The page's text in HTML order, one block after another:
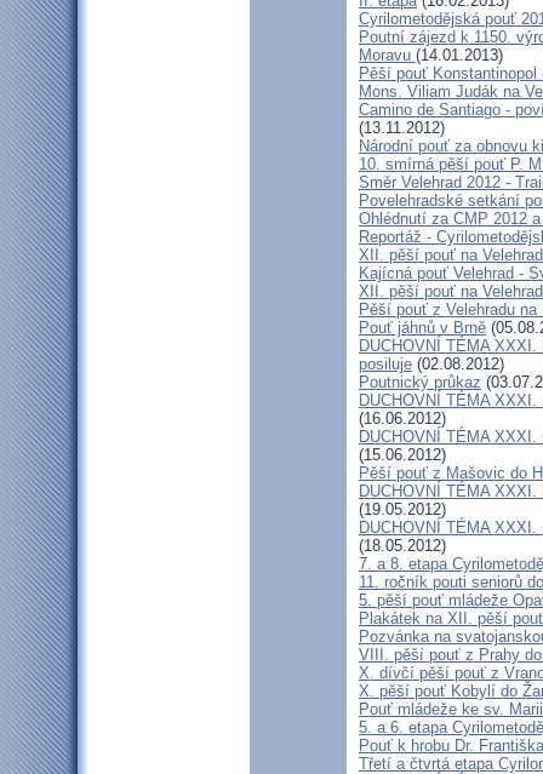
Cyrilometodějská pouť
Poutní zájezd k 1150.
Moravu (14.01.2013)
Pěší pouť Konstantinopol
Mons. Viliam Judák na
Camino de Santiago -
(13.11.2012)
Národní pouť za obnovu
10. smírná pěší pouť P.
Směr Velehrad 2012 -
Povelehradské setkání
Ohlédnutí za CMP 2012
Reportáž -
XII. pěší pouť na
Kajícná pouť Velehrad -
XII. pěší pouť na
Pěší pouť z Velehradu na
Pouť jáhnů v Brně
DUCHOVNÍ TÉMA
posiluje (02.08.2012)
Poutnický průkaz
DUCHOVNÍ TÉMA
(16.06.2012)
DUCHOVNÍ TÉMA
(15.06.2012)
Pěší pouť z Mašovic do
DUCHOVNÍ TÉMA
(19.05.2012)
DUCHOVNÍ TÉMA
(18.05.2012)
7. a 8. etapa
11. ročník pouti seniorů
5. pěší pouť mládeže
Plakátek na XII. pěší
Pozvánka na
VIII. pěší pouť z Prahy
X. dívčí pěší pouť z
X. pěší pouť Kobylí do
Pouť mládeže ke sv.
5. a 6. etapa
Pouť k hrobu Dr.
Třetí a čtvrtá etapa